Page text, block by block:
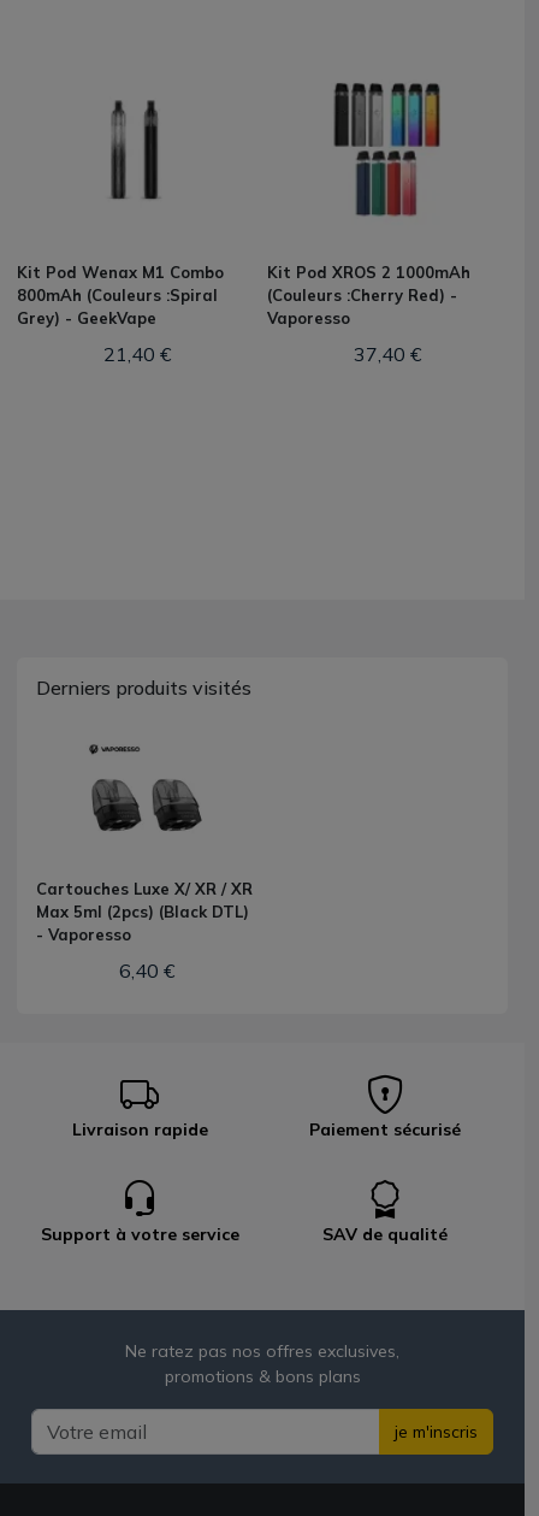
Kit Pod Wenax M1 Combo
800mAh (Couleurs :Spiral
Grey) - GeekVape
21,40 €
Kit Pod XROS 2 1000mAh
(Couleurs :Cherry Red) -
Vaporesso
37,40 €
Derniers produits visités
Cartouches Luxe X/ XR / XR
Max 5ml (2pcs) (Black DTL)
- Vaporesso
6,40 €
Livraison rapide Paiement sécurisé
Support à votre service SAV de qualité
Ne ratez pas nos offres exclusives,
promotions & bons plans
je m'inscris